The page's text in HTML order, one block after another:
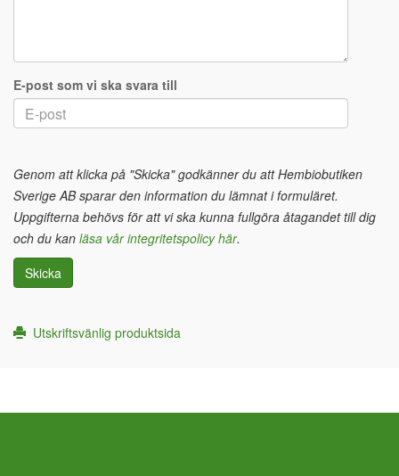
E-post som vi ska svara till
Genom att klicka på "Skicka" godkänner du att Hembiobutiken
Sverige AB sparar den information du lämnat i formuläret.
Uppgifterna behövs för att vi ska kunna fullgöra åtagandet till dig
och du kan läsa vår integritetspolicy här.
Skicka
Utskriftsvänlig produktsida